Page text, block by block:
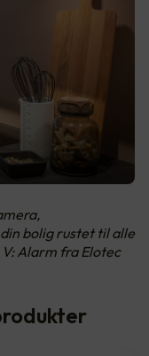
bolig rustet til alle
Alarm fra Elotec